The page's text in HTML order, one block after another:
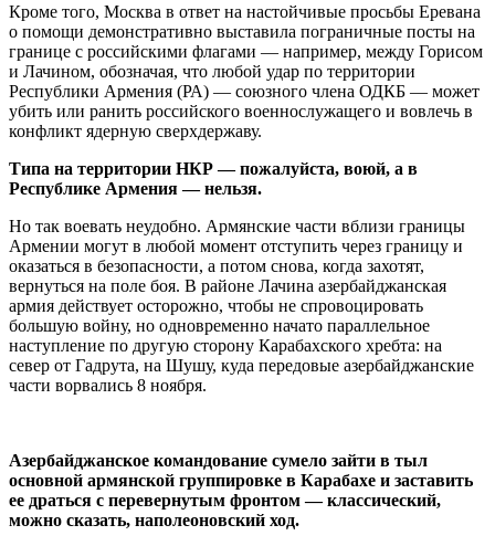
Кроме того, Москва в ответ на настойчивые просьбы Еревана
о помощи демонстративно выставила пограничные посты на
границе с российскими флагами — например, между Горисом
и Лачином, обозначая, что любой удар по территории
Республики Армения (РА) — союзного члена ОДКБ — может
убить или ранить российского военнослужащего и вовлечь в
конфликт ядерную сверхдержаву.
Типа на территории НКР — пожалуйста, воюй, а в
Республике Армения — нельзя.
Но так воевать неудобно. Армянские части вблизи границы
Армении могут в любой момент отступить через границу и
оказаться в безопасности, а потом снова, когда захотят,
вернуться на поле боя. В районе Лачина азербайджанская
армия действует осторожно, чтобы не спровоцировать
большую войну, но одновременно начато параллельное
наступление по другую сторону Карабахского хребта: на
север от Гадрута, на Шушу, куда передовые азербайджанские
части ворвались 8 ноября.
Азербайджанское командование сумело зайти в тыл
основной армянской группировке в Карабахе и заставить
ее драться с перевернутым фронтом — классический,
можно сказать, наполеоновский ход.